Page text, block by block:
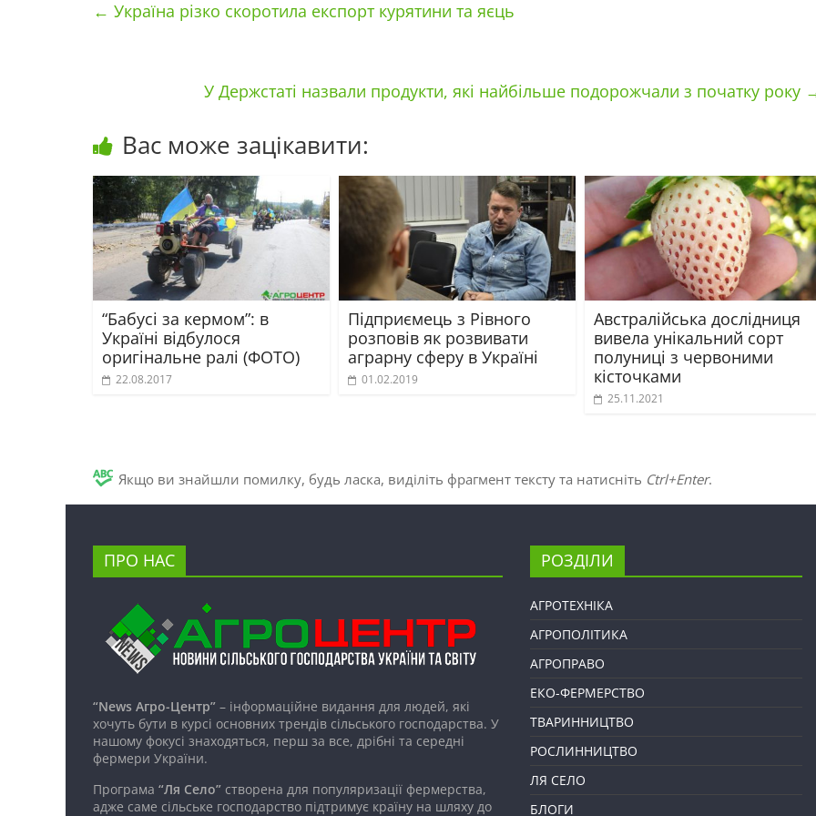
← Україна різко скоротила експорт курятини та яєць
У Держстаті назвали продукти, які найбільше подорожчали з початку року
Вас може зацікавити:
“Бабусі за кермом”: в
Україні відбулося
оригінальне ралі (ФОТО)
22.08.2017
Підприємець з Рівного
розповів як розвивати
аграрну сферу в Україні
01.02.2019
Австралійська дослідниця
вивела унікальний сорт
полуниці з червоними
кісточками
25.11.2021
Якщо ви знайшли помилку, будь ласка, виділіть фрагмент тексту та натисніть Ctrl+Enter.
ПРО НАС
“News Агро-Центр” – інформаційне видання для людей, які
хочуть бути в курсі основних трендів сільського господарства. У
нашому фокусі знаходяться, перш за все, дрібні та середні
фермери України.
Програма “Ля Село” створена для популяризації фермерства,
адже саме сільське господарство підтримує країну на шляху до
РОЗДІЛИ
АГРОТЕХНІКА
АГРОПОЛІТИКА
АГРОПРАВО
ЕКО-ФЕРМЕРСТВО
ТВАРИННИЦТВО
РОСЛИННИЦТВО
ЛЯ СЕЛО
БЛОГИ